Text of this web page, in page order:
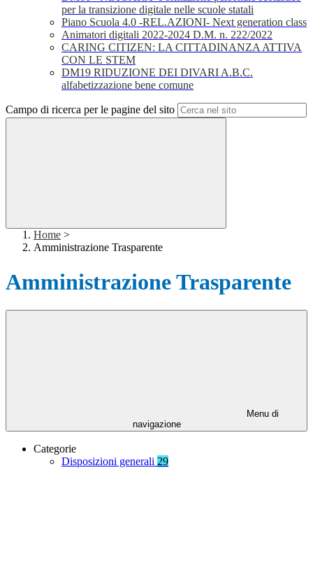
per la transizione digitale nelle scuole statali
Piano Scuola 4.0 -REL.AZIONI- Next generation class
Animatori digitali 2022-2024 D.M. n. 222/2022
CARING CITIZEN: LA CITTADINANZA ATTIVA
CON LE STEM
DM19 RIDUZIONE DEI DIVARI A.B.C.
alfabetizzazione bene comune
Campo di ricerca per le pagine del sito
Home >
Amministrazione Trasparente
Amministrazione Trasparente
Menu di
navigazione
Categorie
Disposizioni generali 29